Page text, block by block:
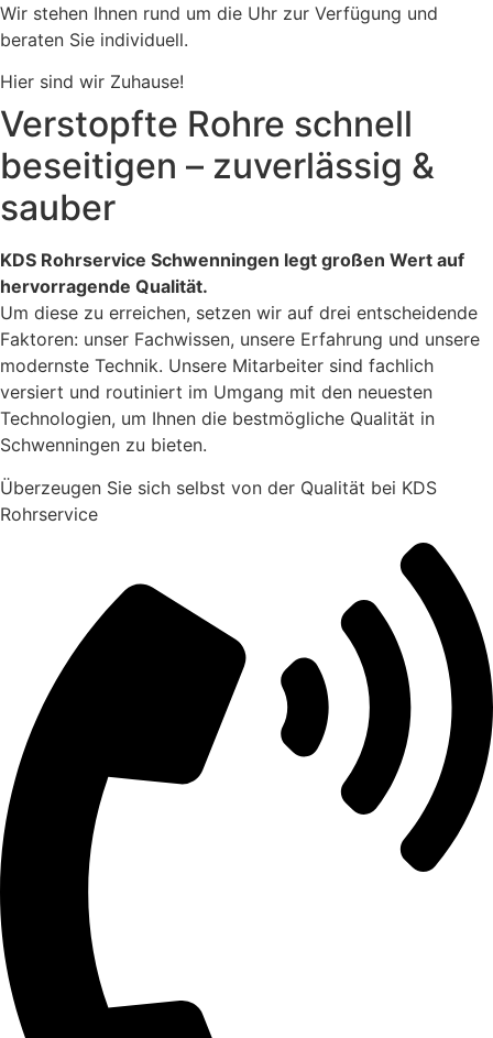
Wir stehen Ihnen rund um die Uhr zur Verfügung und
beraten Sie individuell.
Hier sind wir Zuhause!
Verstopfte Rohre schnell
beseitigen – zuverlässig &
sauber
KDS Rohrservice Schwenningen legt großen Wert auf
hervorragende Qualität.
Um diese zu erreichen, setzen wir auf drei entscheidende
Faktoren: unser Fachwissen, unsere Erfahrung und unsere
modernste Technik. Unsere Mitarbeiter sind fachlich
versiert und routiniert im Umgang mit den neuesten
Technologien, um Ihnen die bestmögliche Qualität in
Schwenningen zu bieten.
Überzeugen Sie sich selbst von der Qualität bei KDS
Rohrservice